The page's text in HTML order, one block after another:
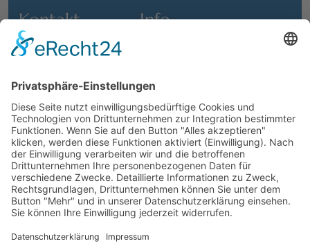
Kontakt
Anfahrt
+49 176 40 17 10 73
Info
Öffnungszeiten
Verein
Impressum
Datenschutz
Über Uns
Kontakt